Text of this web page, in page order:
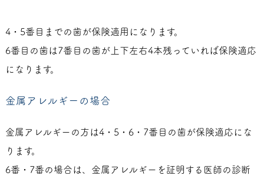
4・5番目までの歯が保険適用になります。
6番目の歯は7番目の歯が上下左右4本残っていれば保険適応
になります。
金属アレルギーの場合
金属アレルギーの方は4・5・6・7番目の歯が保険適応にな
ります。
6番・7番の場合は、金属アレルギーを証明する医師の診断